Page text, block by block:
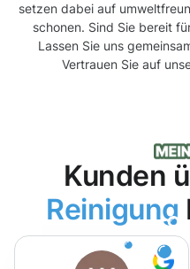
setzen dabei auf
schonen. Sind Sie bereit
Lassen Sie uns
Vertrauen Sie auf
Kunden
Reinigung